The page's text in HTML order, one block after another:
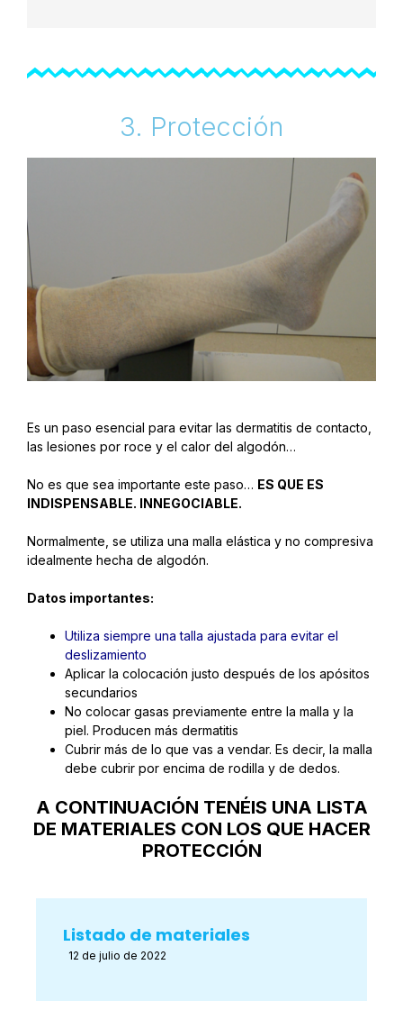
3. Protección
Es un paso esencial para evitar las dermatitis de contacto,
las lesiones por roce y el calor del algodón…
No es que sea importante este paso… ES QUE ES
INDISPENSABLE. INNEGOCIABLE.
Normalmente, se utiliza una malla elástica y no compresiva
idealmente hecha de algodón.
Datos importantes:
Utiliza siempre una talla ajustada para evitar el
deslizamiento
Aplicar la colocación justo después de los apósitos
secundarios
No colocar gasas previamente entre la malla y la
piel. Producen más dermatitis
Cubrir más de lo que vas a vendar. Es decir, la malla
debe cubrir por encima de rodilla y de dedos.
A CONTINUACIÓN TENÉIS UNA LISTA
DE MATERIALES CON LOS QUE HACER
PROTECCIÓN
Listado de materiales
12 de julio de 2022